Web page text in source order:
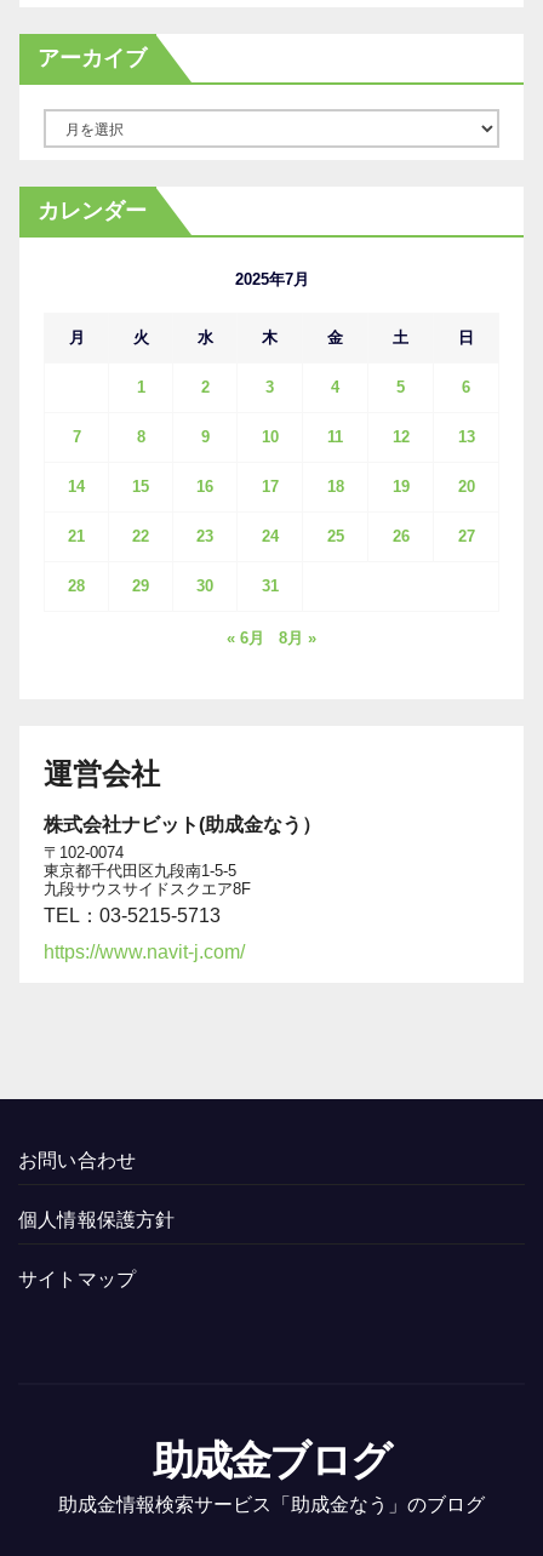
アーカイブ
カ
イ
カレンダー
2025年7月
月 火 水 木 金 土 日
1 2 3 4 5 6
7 8 9 10 11 12 13
14 15 16 17 18 19 20
21 22 23 24 25 26 27
28 29 30 31
« 6月 8月 »
運営会社
株式会社ナビット(助成金なう）
〒102-0074
東京都千代田区九段南1-5-5
九段サウスサイドスクエア8F
TEL：03-5215-5713
https://www.navit-j.com/
お問い合わせ
個人情報保護方針
サイトマップ
助成金ブログ
助成金情報検索サービス「助成金なう」のブログ